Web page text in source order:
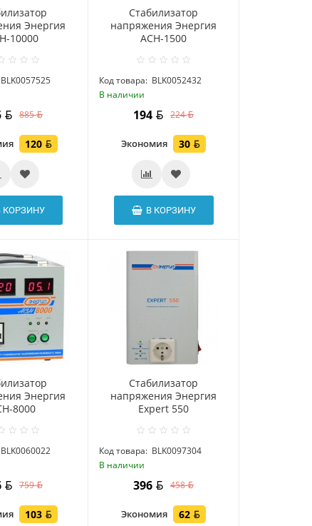
Энергия
10000
BLK0057525
885
120
КОРЗИНУ
Стабилизатор
напряжения Энергия
ACH-1500
Код товара: BLK0052432
В наличии
194 224
Экономия 30
В КОРЗИНУ
Энергия
8000
BLK0060022
759
103
Стабилизатор
напряжения Энергия
Expert 550
Код товара: BLK0097304
В наличии
396 458
Экономия 62